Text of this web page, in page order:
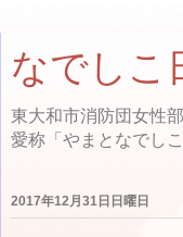
なでしこ
東大和市消防団女性部
愛称「やまとなでし
2017年12月31日日曜日